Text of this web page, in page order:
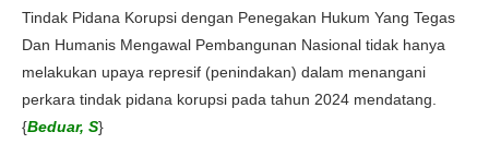
Tindak Pidana Korupsi dengan Penegakan Hukum Yang Tegas
Dan Humanis Mengawal Pembangunan Nasional tidak hanya
melakukan upaya represif (penindakan) dalam menangani
perkara tindak pidana korupsi pada tahun 2024 mendatang.
{Beduar, S}